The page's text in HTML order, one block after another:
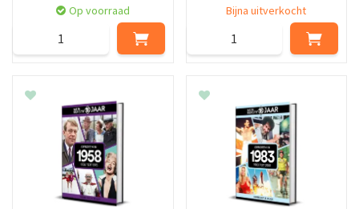
Op voorraad Bijna uitverkocht